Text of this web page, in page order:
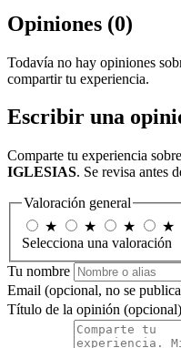
Opiniones (0)
Todavía no hay opiniones
compartir tu experiencia.
Escribir una
Comparte tu experiencia sobre
IGLESIAS. Se revisa antes
Valoración general
★
★ ★ ★
Selecciona una valoración
Tu nombre
Email (opcional, no se
Título de la opinión (opcional)